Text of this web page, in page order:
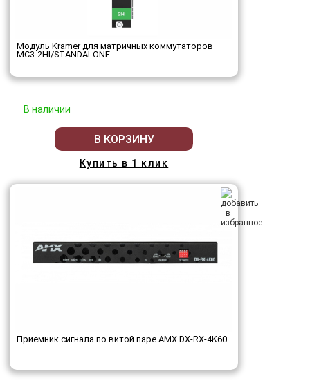
Модуль Kramer для матричных коммутаторов
MC3-2HI/STANDALONE
В наличии
В КОРЗИНУ
Купить в 1 клик
Приемник сигнала по витой паре AMX DX-RX-4K60